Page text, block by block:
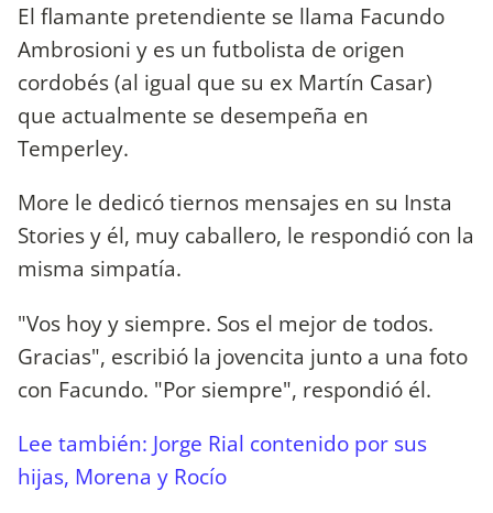
El flamante pretendiente se llama Facundo
Ambrosioni y es un futbolista de origen
cordobés (al igual que su ex Martín Casar)
que actualmente se desempeña en
Temperley.
More le dedicó tiernos mensajes en su Insta
Stories y él, muy caballero, le respondió con la
misma simpatía.
"Vos hoy y siempre. Sos el mejor de todos.
Gracias", escribió la jovencita junto a una foto
con Facundo. "Por siempre", respondió él.
Lee también: Jorge Rial contenido por sus
hijas, Morena y Rocío